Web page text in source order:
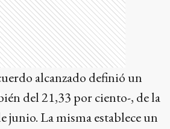
alcanzado definió un
del 21,33 por ciento-, de la
junio. La misma establece un